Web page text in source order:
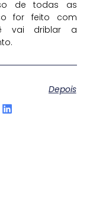
de todas as
for feito com
vai driblar a
Depois